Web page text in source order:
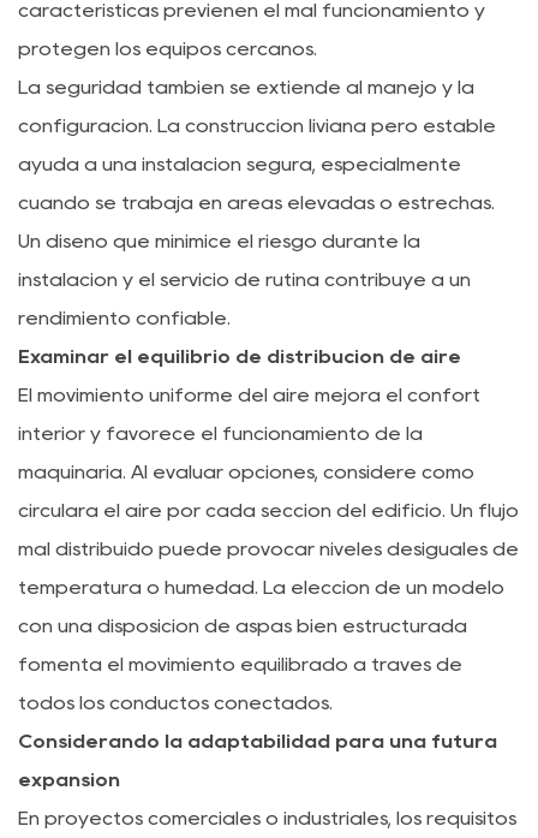
características previenen el mal funcionamiento y
protegen los equipos cercanos.
La seguridad también se extiende al manejo y la
configuración. La construcción liviana pero estable
ayuda a una instalación segura, especialmente
cuando se trabaja en áreas elevadas o estrechas.
Un diseño que minimice el riesgo durante la
instalación y el servicio de rutina contribuye a un
rendimiento confiable.
Examinar el equilibrio de distribución de aire
El movimiento uniforme del aire mejora el confort
interior y favorece el funcionamiento de la
maquinaria. Al evaluar opciones, considere cómo
circulará el aire por cada sección del edificio. Un flujo
mal distribuido puede provocar niveles desiguales de
temperatura o humedad. La elección de un modelo
con una disposición de aspas bien estructurada
fomenta el movimiento equilibrado a través de
todos los conductos conectados.
Considerando la adaptabilidad para una futura
expansión
En proyectos comerciales o industriales, los requisitos